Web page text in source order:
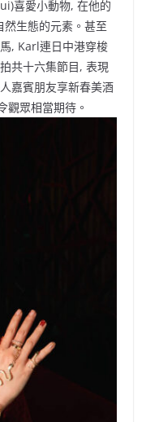
喜愛小動物, 在他的
生態的元素。甚至
, Karl連日中港穿梭
共十六集節目, 表現
嘉賓朋友享新春美酒
觀眾相當期待。